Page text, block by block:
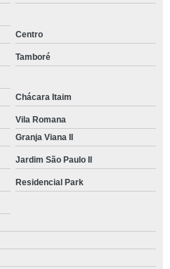
Centro
Tamboré
Chácara Itaim
Vila Romana
Granja Viana II
Jardim São Paulo II
Residencial Park